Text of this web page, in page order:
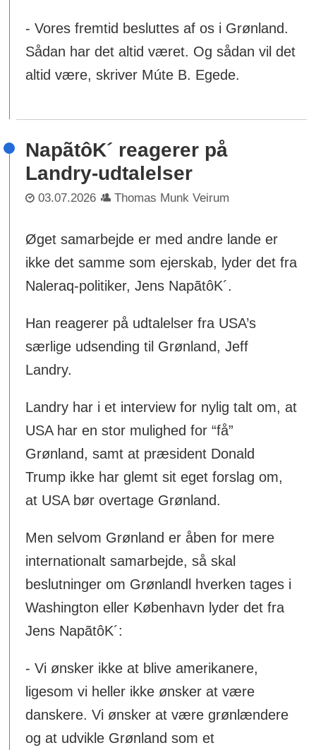
- Vores fremtid besluttes af os i Grønland.
Sådan har det altid været. Og sådan vil det
altid være, skriver Múte B. Egede.
NapãtôK´ reagerer på
Landry-udtalelser
03.07.2026 Thomas Munk Veirum
Øget samarbejde er med andre lande er
ikke det samme som ejerskab, lyder det fra
Naleraq-politiker, Jens NapãtôK´.
Han reagerer på udtalelser fra USA’s
særlige udsending til Grønland, Jeff
Landry.
Landry har i et interview for nylig talt om, at
USA har en stor mulighed for “få”
Grønland, samt at præsident Donald
Trump ikke har glemt sit eget forslag om,
at USA bør overtage Grønland.
Men selvom Grønland er åben for mere
internationalt samarbejde, så skal
beslutninger om Grønlandl hverken tages i
Washington eller København lyder det fra
Jens NapãtôK´:
- Vi ønsker ikke at blive amerikanere,
ligesom vi heller ikke ønsker at være
danskere. Vi ønsker at være grønlændere
og at udvikle Grønland som et